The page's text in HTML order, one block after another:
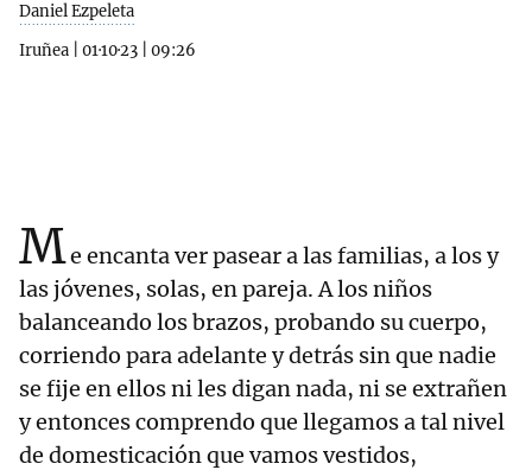
Daniel Ezpeleta
Iruñea
01·10·23 09:26
Me encanta ver pasear a las familias, a los y
las jóvenes, solas, en pareja. A los niños
balanceando los brazos, probando su cuerpo,
corriendo para adelante y detrás sin que nadie
se fije en ellos ni les digan nada, ni se extrañen
y entonces comprendo que llegamos a tal nivel
de domesticación que vamos vestidos,